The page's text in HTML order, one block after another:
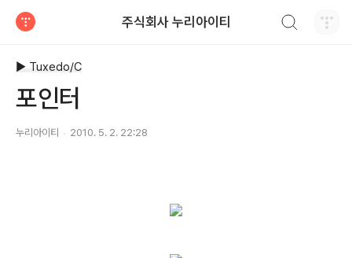
주식회사 누리아이티
▶ Tuxedo/C
포인터
누리아이티 2010. 5. 2. 22:28